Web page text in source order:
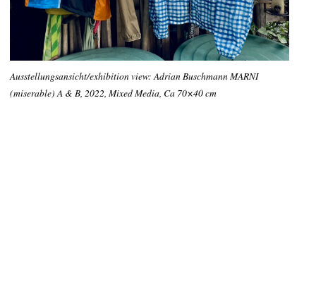
Ausstellungsansicht/exhibition view: Adrian Buschmann MARNI
(miserable) A & B, 2022, Mixed Media, Ca 70×40 cm